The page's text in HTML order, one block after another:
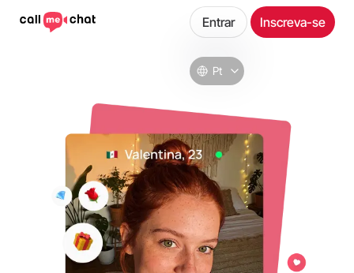
Pt
Entrar Inscreva-se